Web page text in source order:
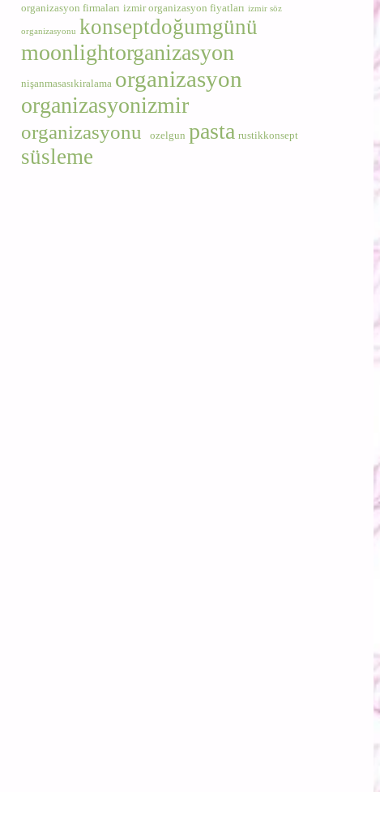
organizasyon firmaları izmir organizasyon fiyatları izmir söz
organizasyonu konseptdoğumgünü
moonlightorganizasyon
nişanmasasıkiralama organizasyon
organizasyonizmir
organizasyonu ozelgun pasta rustikkonsept
süsleme